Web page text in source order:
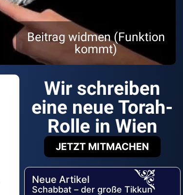
Beitrag widmen (Funktion
kommt)
Wir schreiben
eine neue Torah-
Rolle in Wien
JETZT MITMACHEN
Neue Artikel
Schabbat – der große Tikkun